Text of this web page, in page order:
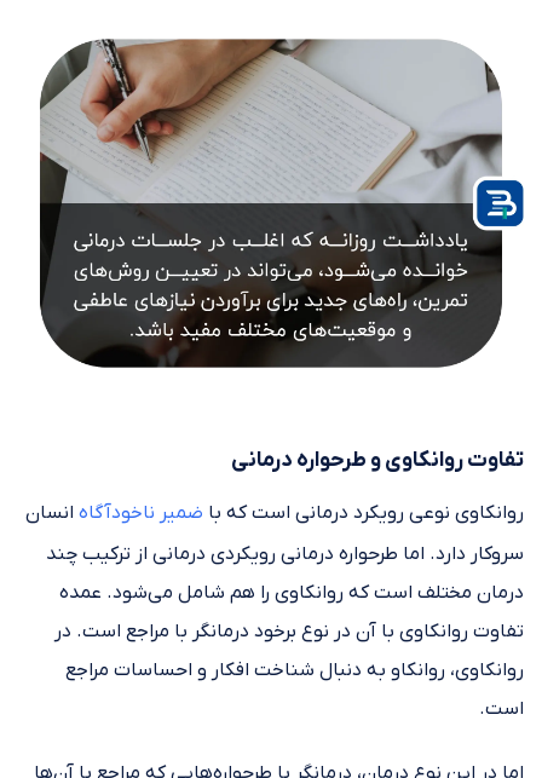
تفاوت روانکاوی و طرحواره درمانی
روانکاوی نوعی رویکرد درمانی است که با ضمیر ناخودآگاه انسان
سروکار دارد. اما طرحواره درمانی رویکردی درمانی از ترکیب چند
درمان مختلف است که روانکاوی را هم شامل می‌شود. عمده
تفاوت روانکاوی با آن در نوع برخود درمانگر با مراجع است. در
روانکاوی، روانکاو به دنبال شناخت افکار و احساسات مراجع
است.
اما در این نوع درمان، درمانگر با طرحواره‌هایی که مراجع با آن‌ها